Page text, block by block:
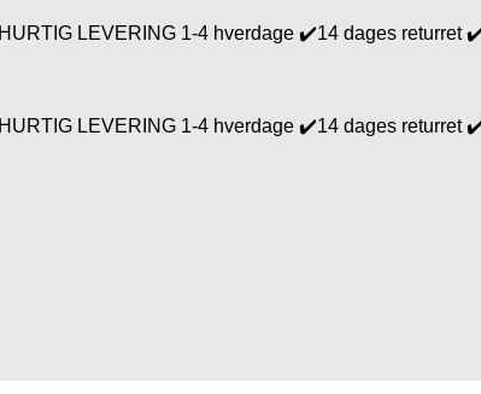
LEVERING 1-4 hverdage ✔️14 dages returret
LEVERING 1-4 hverdage ✔️14 dages returret